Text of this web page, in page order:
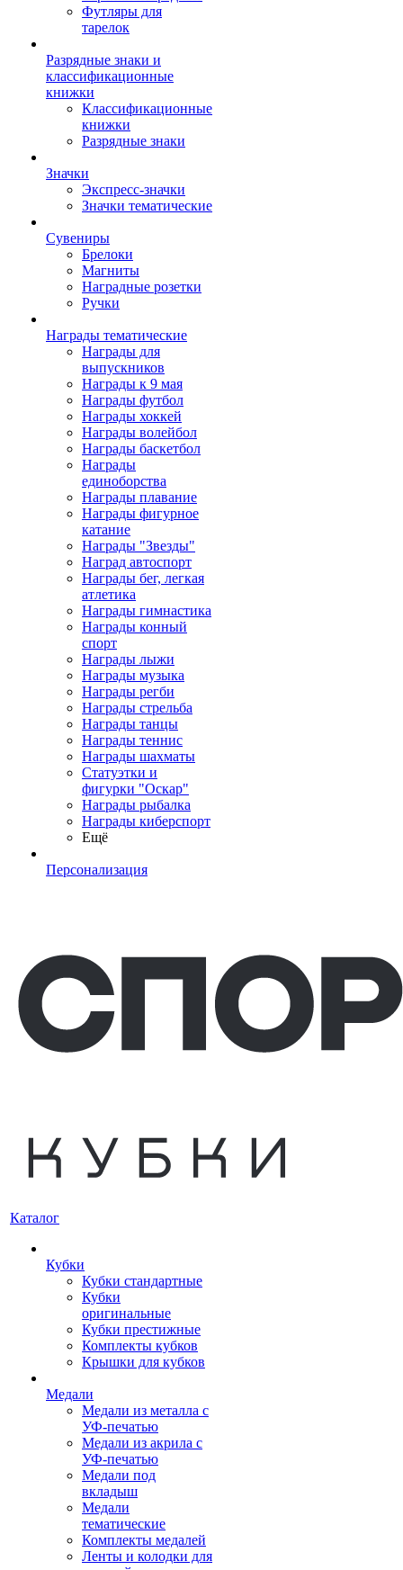
Футляры для
тарелок
Разрядные знаки и
классификационные
книжки
Классификационные
книжки
Разрядные знаки
Значки
Экспресс-значки
Значки тематические
Сувениры
Брелоки
Магниты
Наградные розетки
Ручки
Награды тематические
Награды для
выпускников
Награды к 9 мая
Награды футбол
Награды хоккей
Награды волейбол
Награды баскетбол
Награды
единоборства
Награды плавание
Награды фигурное
катание
Награды "Звезды"
Наград автоспорт
Награды бег, легкая
атлетика
Награды гимнастика
Награды конный
спорт
Награды лыжи
Награды музыка
Награды регби
Награды стрельба
Награды танцы
Награды теннис
Награды шахматы
Статуэтки и
фигурки "Оскар"
Награды рыбалка
Награды киберспорт
Ещё
Персонализация
Каталог
Кубки
Кубки стандартные
Кубки
оригинальные
Кубки престижные
Комплекты кубков
Крышки для кубков
Медали
Медали из металла с
УФ-печатью
Медали из акрила с
УФ-печатью
Медали под
вкладыш
Медали
тематические
Комплекты медалей
Ленты и колодки для